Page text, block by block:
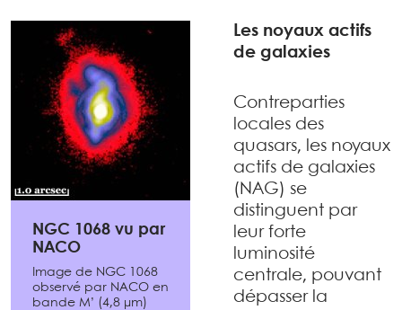
NGC 1068 vu par
NACO
Image de NGC 1068
observé par NACO en
bande M’ (4,8 µm)
Les noyaux actifs
de galaxies
Contreparties
locales des
quasars, les noyaux
actifs de galaxies
(NAG) se
distinguent par
leur forte
luminosité
centrale, pouvant
dépasser la